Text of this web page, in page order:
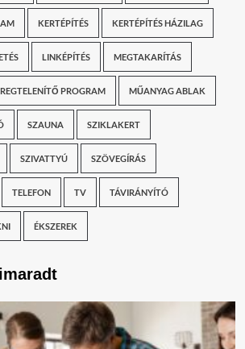
KERTÉPÍTÉS KERTÉPÍTÉS HÁZILAG
LINKÉPÍTÉS MEGTAKARÍTÁS
PROGRAM MŰANYAG ABLAK
SZAUNA SZIKLAKERT
SZIVATTYÚ SZÖVEGÍRÁS
TELEFON TV TÁVIRÁNYÍTÓ
ÉKSZEREK